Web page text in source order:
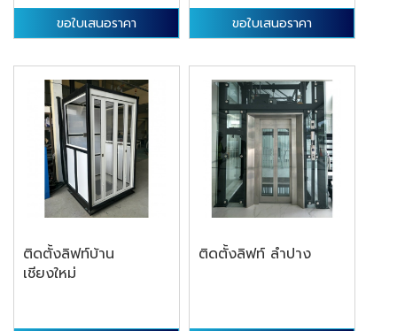
ขอใบเสนอราคา ขอใบเสนอราคา
ติดตั้งลิฟท์บ้าน
เชียงใหม่
ติดตั้งลิฟท์ ลำปาง